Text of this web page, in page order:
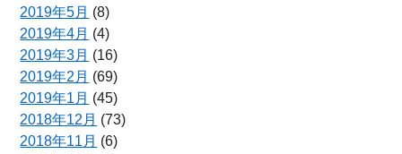
2019年5月 (8)
2019年4月 (4)
2019年3月 (16)
2019年2月 (69)
2019年1月 (45)
2018年12月 (73)
2018年11月 (6)